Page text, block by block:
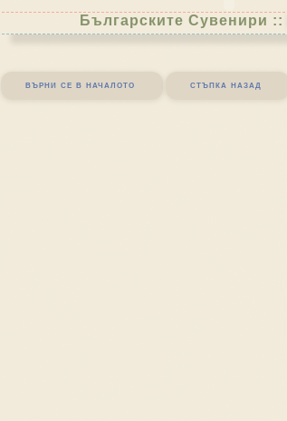
Българските Сувенири ::
върни се в началото стъпка назад